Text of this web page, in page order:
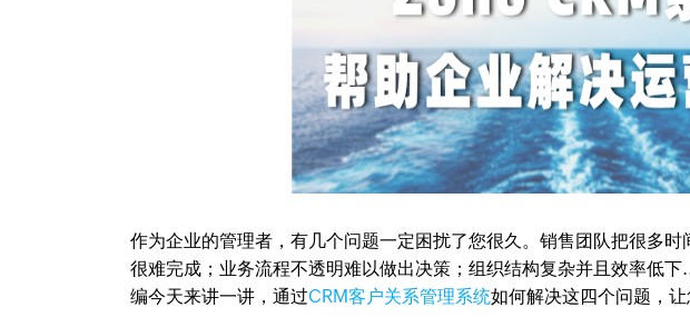
作为企业的管理者，有几个问题一定困扰了您很久。销售团队把很多
很难完成；业务流程不透明难以做出决策；组织结构复杂并且效率低
编今天来讲一讲，通过CRM客户关系管理系统如何解决这四个问题，让